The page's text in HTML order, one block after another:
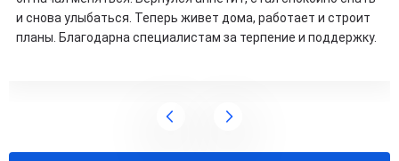
и снова улыбаться. Теперь живет дома, работает и строит
планы. Благодарна специалистам за терпение и поддержку.